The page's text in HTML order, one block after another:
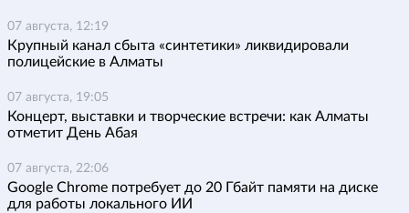
07 августа, 12:19
Крупный канал сбыта «синтетики» ликвидировали
полицейские в Алматы
07 августа, 19:05
Концерт, выставки и творческие встречи: как Алматы
отметит День Абая
07 августа, 22:06
Google Chrome потребует до 20 Гбайт памяти на диске
для работы локального ИИ